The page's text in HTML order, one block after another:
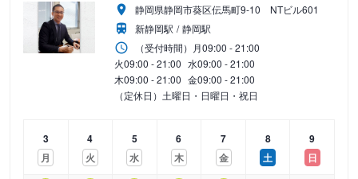
静岡県静岡市葵区伝馬町9‐10 NTビル601
新静岡駅
静岡駅
（受付時間） 月09:00 - 21:00
火09:00 - 21:00 水09:00 - 21:00
木09:00 - 21:00 金09:00 - 21:00
（定休日）土曜日・日曜日・祝日
3
月
4
火
5
水
6
木
7
金
8
土
9
日